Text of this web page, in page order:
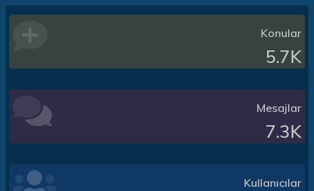
Konular
5.7K
Mesajlar
7.3K
Kullanıcılar